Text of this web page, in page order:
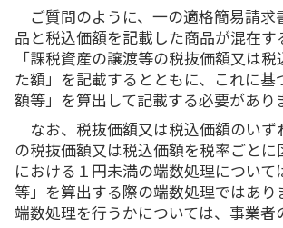
ご質問のように、一の適格簡易請
品と税込価額を記載した商品が混在
「課税資産の譲渡等の税抜価額又は
た額」を記載するとともに、これに
額等」を算出して記載する必要があり
なお、税抜価額又は税込価額のい
の税抜価額又は税込価額を税率ごと
における１円未満の端数処理につい
等」を算出する際の端数処理ではあ
端数処理を行うかについては、事業者